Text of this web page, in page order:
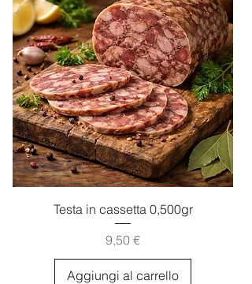
Testa in cassetta 0,500gr
Prezzo
9,50 €
Aggiungi al carrello